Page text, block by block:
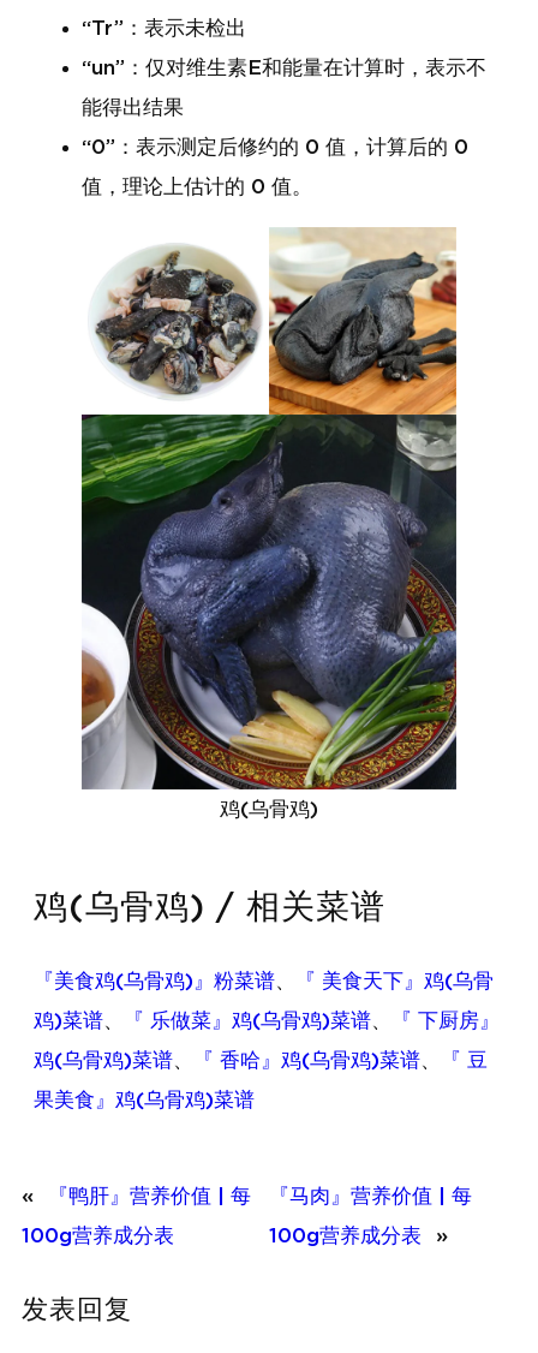
“Tr”：表示未检出
“un”：仅对维生素E和能量在计算时，表示不
能得出结果
“0”：表示测定后修约的 0 值，计算后的 0
值，理论上估计的 0 值。
鸡(乌骨鸡)
鸡(乌骨鸡) / 相关菜谱
『美食鸡(乌骨鸡)』粉菜谱、
『 美食天下』鸡(乌骨
鸡)菜谱、 『 乐做菜』鸡(乌骨鸡)菜谱、
『 下厨房』
鸡(乌骨鸡)菜谱、 『 香哈』鸡(乌骨鸡)菜谱、
『 豆
果美食』鸡(乌骨鸡)菜谱
«
『鸭肝』营养价值 | 每
100g营养成分表
『马肉』营养价值 | 每
100g营养成分表
»
发表回复